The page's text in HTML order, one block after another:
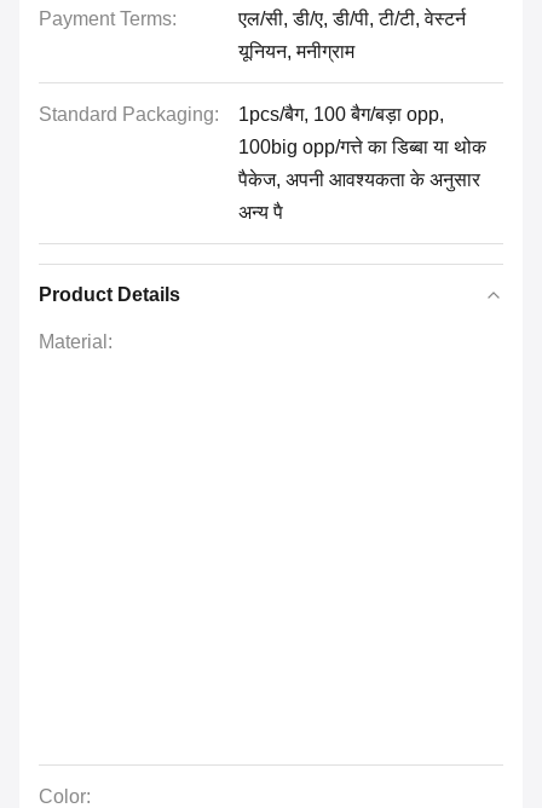
Payment Terms:
एल/सी, डी/ए, डी/पी, टी/टी, वेस्टर्न
यूनियन, मनीग्राम
Standard Packaging:
1pcs/बैग, 100 बैग/बड़ा opp,
100big opp/गत्ते का डिब्बा या थोक
पैकेज, अपनी आवश्यकता के अनुसार
अन्य पै
Product Details
Material:
Color: